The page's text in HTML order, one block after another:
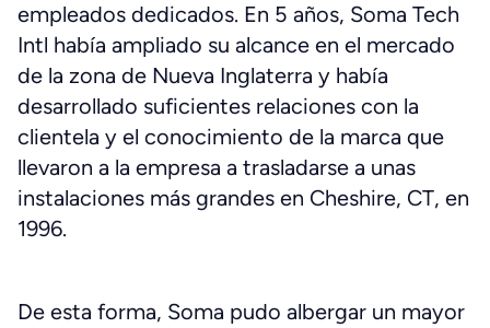
empleados dedicados. En 5 años, Soma Tech
Intl había ampliado su alcance en el mercado
de la zona de Nueva Inglaterra y había
desarrollado suficientes relaciones con la
clientela y el conocimiento de la marca que
llevaron a la empresa a trasladarse a unas
instalaciones más grandes en Cheshire, CT, en
1996.
De esta forma, Soma pudo albergar un mayor